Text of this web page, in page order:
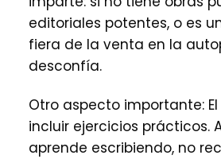
editoriales potentes, o es
fiera de la venta en la
desconfía.
Otro aspecto importante:
incluir ejercicios prácticos.
aprende escribiendo, no